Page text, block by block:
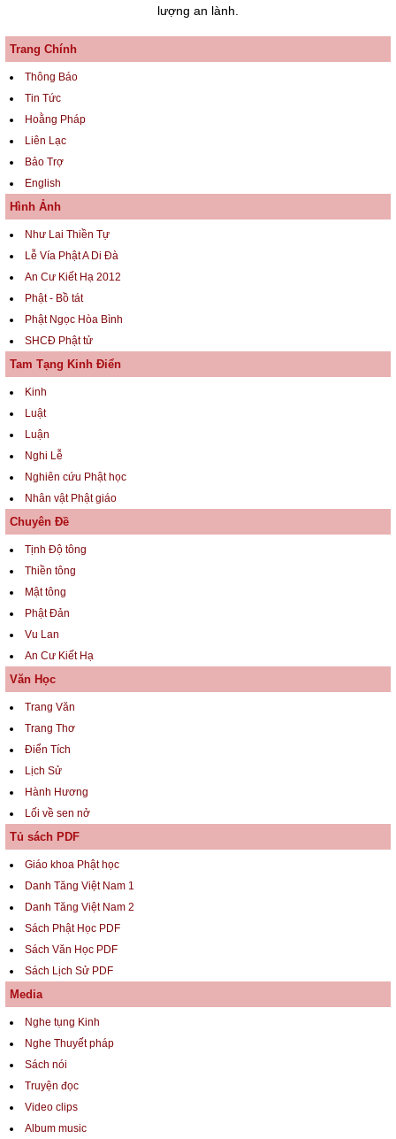
lượng an lành.
Trang Chính
Thông Báo
Tin Tức
Hoằng Pháp
Liên Lạc
Bảo Trợ
English
Hình Ảnh
Như Lai Thiền Tự
Lễ Vía Phật A Di Đà
An Cư Kiết Hạ 2012
Phật - Bồ tát
Phật Ngọc Hòa Bình
SHCĐ Phật tử
Tam Tạng Kinh Điển
Kinh
Luật
Luận
Nghi Lễ
Nghiên cứu Phật học
Nhân vật Phật giáo
Chuyên Đề
Tịnh Độ tông
Thiền tông
Mật tông
Phật Đản
Vu Lan
An Cư Kiết Hạ
Văn Học
Trang Văn
Trang Thơ
Điển Tích
Lịch Sử
Hành Hương
Lối về sen nở
Tủ sách PDF
Giáo khoa Phật học
Danh Tăng Việt Nam 1
Danh Tăng Việt Nam 2
Sách Phật Học PDF
Sách Văn Học PDF
Sách Lịch Sử PDF
Media
Nghe tụng Kinh
Nghe Thuyết pháp
Sách nói
Truyện đọc
Video clips
Album music